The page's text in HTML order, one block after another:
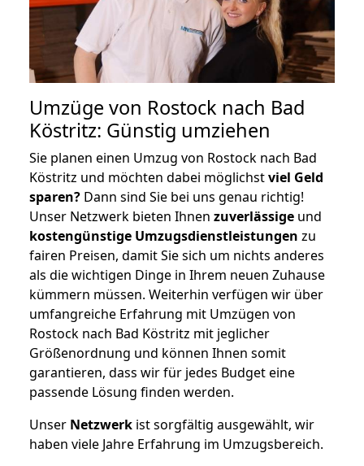
Umzüge von Rostock nach Bad
Köstritz: Günstig umziehen
Sie planen einen Umzug von Rostock nach Bad
Köstritz und möchten dabei möglichstviel Geld
sparen? Dann sind Sie bei uns genau richtig!
Unser Netzwerk bieten Ihnen zuverlässige und
kostengünstige Umzugsdienstleistungen zu
fairen Preisen, damit Sie sich um nichts anderes
als die wichtigen Dinge in Ihrem neuen Zuhause
kümmern müssen. Weiterhin verfügen wir über
umfangreiche Erfahrung mit Umzügen von
Rostock nach Bad Köstritz mit jeglicher
Größenordnung und können Ihnen somit
garantieren, dass wir für jedes Budget eine
passende Lösung finden werden.
Unser Netzwerk ist sorgfältig ausgewählt, wir
haben viele Jahre Erfahrung im Umzugsbereich.